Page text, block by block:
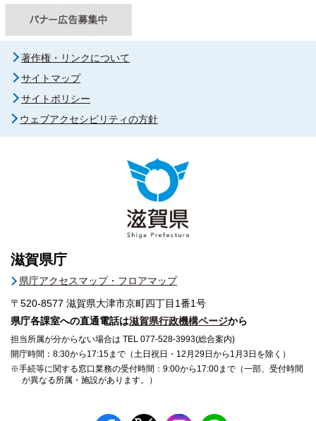
著作権・リンクについて
サイトマップ
サイトポリシー
ウェブアクセシビリティの方針
滋賀県庁
県庁アクセスマップ・フロアマップ
〒520-8577 滋賀県大津市京町四丁目1番1号
県庁各課室への直通電話は滋賀県行政機構ページから
担当所属が分からない場合は TEL 077-528-3993(総合案内)
開庁時間：8:30から17:15まで（土日祝日・12月29日から1月3日を除く）
※手続等に関する窓口業務の受付時間：9:00から17:00まで（一部、受付時間
が異なる所属・施設があります。）